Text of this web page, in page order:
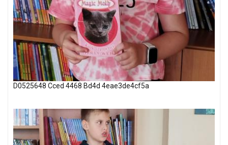
D0525648 Cced 4468 Bd4d 4eae3de4cf5a